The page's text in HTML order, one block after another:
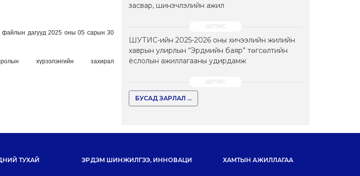
файлын дагууд 2025 оны 05 сарын 30
хүрээлэнгийн захирал
засвар, шинэчлэлийн ажил
ШУТИС-ийн 2025-2026 оны хичээлийн жилийн
хаврын улирлын “Эрдмийн баяр” төгсөлтийн
ёслолын ажиллагааны удирдамж
БУСАД ЗАРЛАЛ ...
ТУХАЙ ЭРДЭМ ШИНЖИЛГЭЭ, ИННОВАЦИ ХАМТЫН АЖИЛЛАГАА